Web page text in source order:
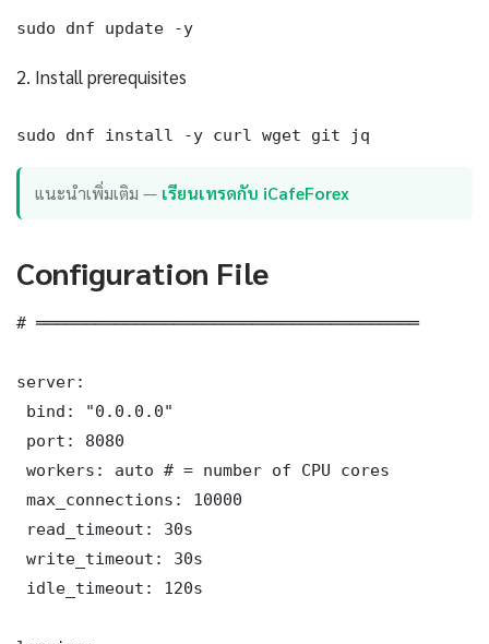
sudo dnf update -y
2. Install prerequisites
sudo dnf install -y curl wget git jq
แนะนำเพิ่มเติม — เรียนเทรดกับ iCafeForex
Configuration File
# ═══════════════════════════════════════
server:
bind: "0.0.0.0"
port: 8080
workers: auto # = number of CPU cores
max_connections: 10000
read_timeout: 30s
write_timeout: 30s
idle_timeout: 120s